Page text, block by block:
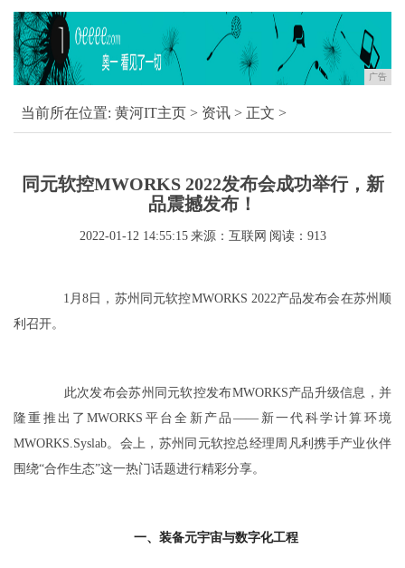
广告
当前所在位置: 黄河IT主页 > 资讯 > 正文 >
同元软控MWORKS 2022发布会成功举行，新
品震撼发布！
2022-01-12 14:55:15 来源：互联网 阅读：913
1月8日，苏州同元软控MWORKS 2022产品发布会在苏州顺
利召开。
此次发布会苏州同元软控发布MWORKS产品升级信息，并
隆重推出了MWORKS平台全新产品——新一代科学计算环境
MWORKS.Syslab。会上，苏州同元软控总经理周凡利携手产业伙伴
围绕“合作生态”这一热门话题进行精彩分享。
一、装备元宇宙与数字化工程